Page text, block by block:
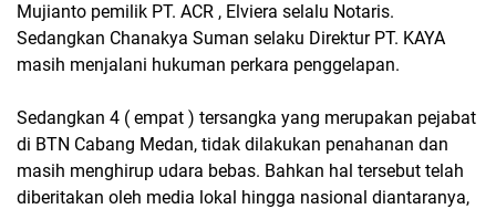
Mujianto pemilik PT. ACR , Elviera selalu Notaris.
Sedangkan Chanakya Suman selaku Direktur PT. KAYA
masih menjalani hukuman perkara penggelapan.
Sedangkan 4 ( empat ) tersangka yang merupakan pejabat
di BTN Cabang Medan, tidak dilakukan penahanan dan
masih menghirup udara bebas. Bahkan hal tersebut telah
diberitakan oleh media lokal hingga nasional diantaranya,